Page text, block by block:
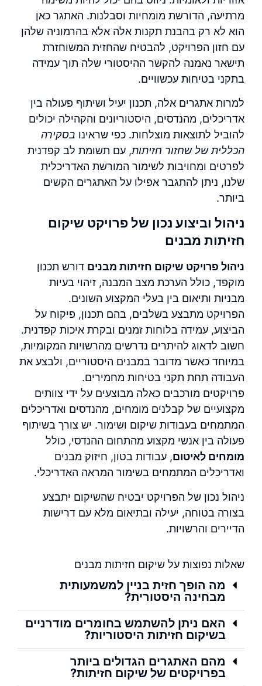
מרתיעה, הדורשת מומחיות וסבלנות. האתגר כאן
הוא לא רק בהבנת תקנות אלה אלא בהרמוניה שלהן
עם חזון הפרויקט, להבטיח שהחזית המשוחזרת
תישאר נאמנה להקשר ההיסטורי שלה תוך עמידה
בתקני בטיחות עכשוויים.
למרות אתגרים אלה, תכנון יעיל ושיתוף פעולה בין
אדריכלים, מהנדסים, היסטוריונים והקהילה יכולים
להוביל לתוצאות מוצלחות. כפי שראינובסקירה
הכללית של שחזור חזיתות, עם תשומת לב קפדנית
לפרטים ומחויבות לשימור המורשת האדריכלית
שלנו, ניתן להתגבר אפילו על האתגרים הקשים
ביותר.
ניהול וביצוע נכון של פרויקט שיקום
חזיתות מבנים
ניהול פרויקט שיקום חזיתות מבניםדורש תכנון
מוקפד, כולל הערכת מצב המבנה, זיהוי בעיות
מבניות ותיאום בין בעלי המקצוע השונים.
הפרויקט מתבצע בשלבים, בהם תכנון, פיקוח על
הביצוע, עמידה בלוחות זמנים ובקרת איכות קפדנית.
חשוב לדאוג להיתרים נדרשים מהרשויות המקומיות,
במיוחד כאשר מדובר במבנים היסטוריים, ולבצע את
העבודה תחת תקני בטיחות מחמירים.
פרויקטים מורכבים כאלה מבוצעים על ידי צוותים
מקצועיים של קבלנים מומחים, מהנדסים ואדריכלים
המתמחים בעבודות שיקום ושימור. יש צורך בשיתוף
פעולה בין אנשי מקצוע מהתחום ההנדסי, כולל
מומחים לאיטום, עבודות בטון, חיזוק מבנים
ואדריכלים המתמחים בשימור המראה האדריכלי.
ניהול נכון של הפרויקט יבטיח שהשיקום יתבצע
בצורה בטוחה, יעילה ובתיאום מלא עם דרישות
הדיירים והרשויות.
שאלות נפוצות על שיקום חזיתות מבנים
מה הופך חזית בניין למשמעותית
מבחינה היסטורית?
האם ניתן להשתמש בחומרים מודרניים
בשיקום חזיתות היסטוריות?
מהם האתגרים הגדולים ביותר
בפרויקטים של שיקום חזיתות?